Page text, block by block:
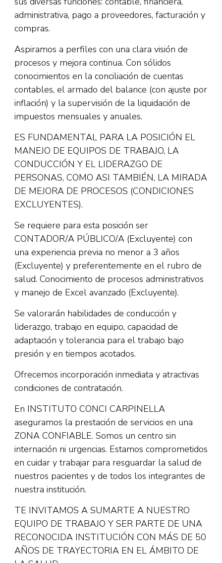
administrativa, pago a proveedores, facturación y
compras.
Aspiramos a perfiles con una clara visión de
procesos y mejora continua. Con sólidos
conocimientos en la conciliación de cuentas
contables, el armado del balance (con ajuste por
inflación) y la supervisión de la liquidación de
impuestos mensuales y anuales.
ES FUNDAMENTAL PARA LA POSICIÓN EL
MANEJO DE EQUIPOS DE TRABAJO, LA
CONDUCCIÓN Y EL LIDERAZGO DE
PERSONAS, COMO ASI TAMBIÉN, LA MIRADA
DE MEJORA DE PROCESOS (CONDICIONES
EXCLUYENTES).
Se requiere para esta posición ser
CONTADOR/A PÚBLICO/A (Excluyente) con
una experiencia previa no menor a 3 años
(Excluyente) y preferentemente en el rubro de
salud. Conocimiento de procesos administrativos
y manejo de Excel avanzado (Excluyente).
Se valorarán habilidades de conducción y
liderazgo, trabajo en equipo, capacidad de
adaptación y tolerancia para el trabajo bajo
presión y en tiempos acotados.
Ofrecemos incorporación inmediata y atractivas
condiciones de contratación.
En INSTITUTO CONCI CARPINELLA
aseguramos la prestación de servicios en una
ZONA CONFIABLE. Somos un centro sin
internación ni urgencias. Estamos comprometidos
en cuidar y trabajar para resguardar la salud de
nuestros pacientes y de todos los integrantes de
nuestra institución.
TE INVITAMOS A SUMARTE A NUESTRO
EQUIPO DE TRABAJO Y SER PARTE DE UNA
RECONOCIDA INSTITUCIÓN CON MÁS DE 50
AÑOS DE TRAYECTORIA EN EL ÁMBITO DE